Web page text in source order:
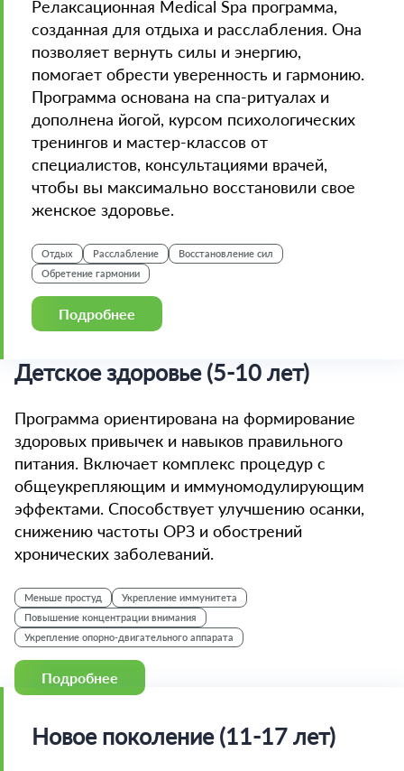
Релаксационная Medical Spa программа,
созданная для отдыха и расслабления. Она
позволяет вернуть силы и энергию,
помогает обрести уверенность и гармонию.
Программа основана на спа-ритуалах и
дополнена йогой, курсом психологических
тренингов и мастер-классов от
специалистов, консультациями врачей,
чтобы вы максимально восстановили свое
женское здоровье.
Отдых Расслабление
Восстановление сил
Обретение гармонии
Подробнее
Детское здоровье (5-10 лет)
Программа ориентирована на формирование
здоровых привычек и навыков правильного
питания. Включает комплекс процедур с
общеукрепляющим и иммуномодулирующим
эффектами. Способствует улучшению осанки,
снижению частоты ОРЗ и обострений
хронических заболеваний.
Меньше простуд
Укрепление иммунитета
Повышение концентрации внимания
Укрепление опорно-двигательного аппарата
Подробнее
Новое поколение (11-17 лет)